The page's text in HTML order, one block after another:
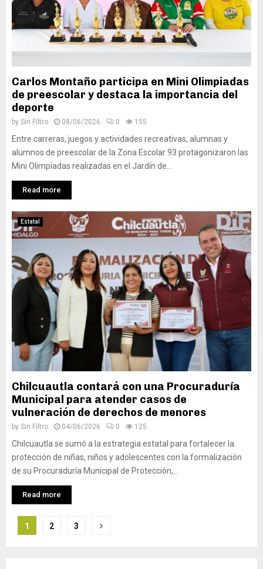
Carlos Montaño participa en Mini Olimpiadas
de preescolar y destaca la importancia del
deporte
by Sin Filtro 08/06/2026 0 155
Entre carreras, juegos y actividades recreativas, alumnas y
alumnos de preescolar de la Zona Escolar 93 protagonizaron las
Mini Olimpiadas realizadas en el Jardín de...
Read more
Estatal
Chilcuautla contará con una Procuraduría
Municipal para atender casos de
vulneración de derechos de menores
by Sin Filtro 04/06/2026 0 125
Chilcuautla se sumó a la estrategia estatal para fortalecer la
protección de niñas, niños y adolescentes con la formalización
de su Procuraduría Municipal de Protección,...
Read more
Navegación
1 2 3